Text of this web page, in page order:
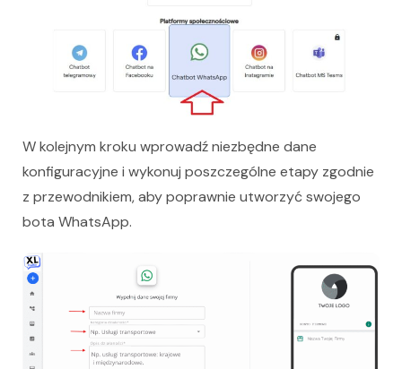
W kolejnym kroku wprowadź niezbędne dane
konfiguracyjne i wykonuj poszczególne etapy zgodnie
z przewodnikiem, aby poprawnie utworzyć swojego
bota WhatsApp.